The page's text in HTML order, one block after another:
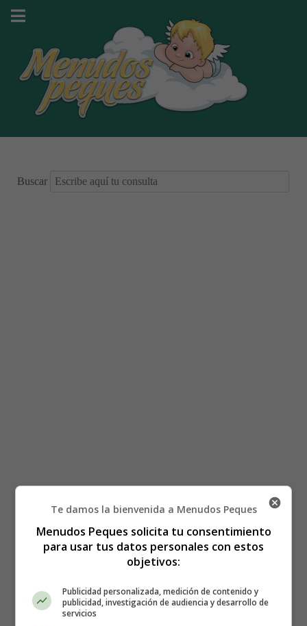
Buscar
Recursos Educativos
Fichas Didácticas Infantil y Ejercicios Primaria,
Secundaria
Aprender a Multiplicar
Te damos la bienvenida a Menudos Peques
Menudos Peques solicita tu consentimiento
para usar tus datos personales con estos
objetivos:
Publicidad personalizada, medición de contenido y
publicidad, investigación de audiencia y desarrollo de
servicios